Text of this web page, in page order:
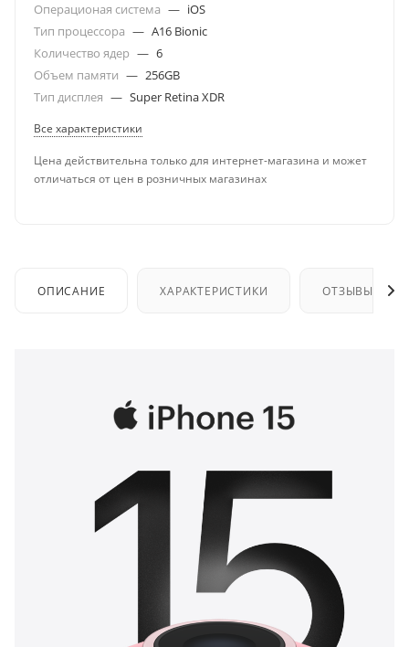
Операционая система — iOS
Тип процессора — A16 Bionic
Количество ядер — 6
Объем памяти — 256GB
Тип дисплея — Super Retina XDR
Все характеристики
Цена действительна только для интернет-магазина и может
отличаться от цен в розничных магазинах
ОПИСАНИЕ ХАРАКТЕРИСТИКИ ОТЗЫВЫ